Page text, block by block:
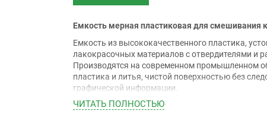
Емкость мерная пластиковая для смешивания
Емкость из высококачественного пластика,
лакокрасочных материалов с отвердителями и
Производятся на современном промышленном
пластика и литья, чистой поверхностью без
графической информации.
Применение:
ЧИТАТЬ ПОЛНОСТЬЮ